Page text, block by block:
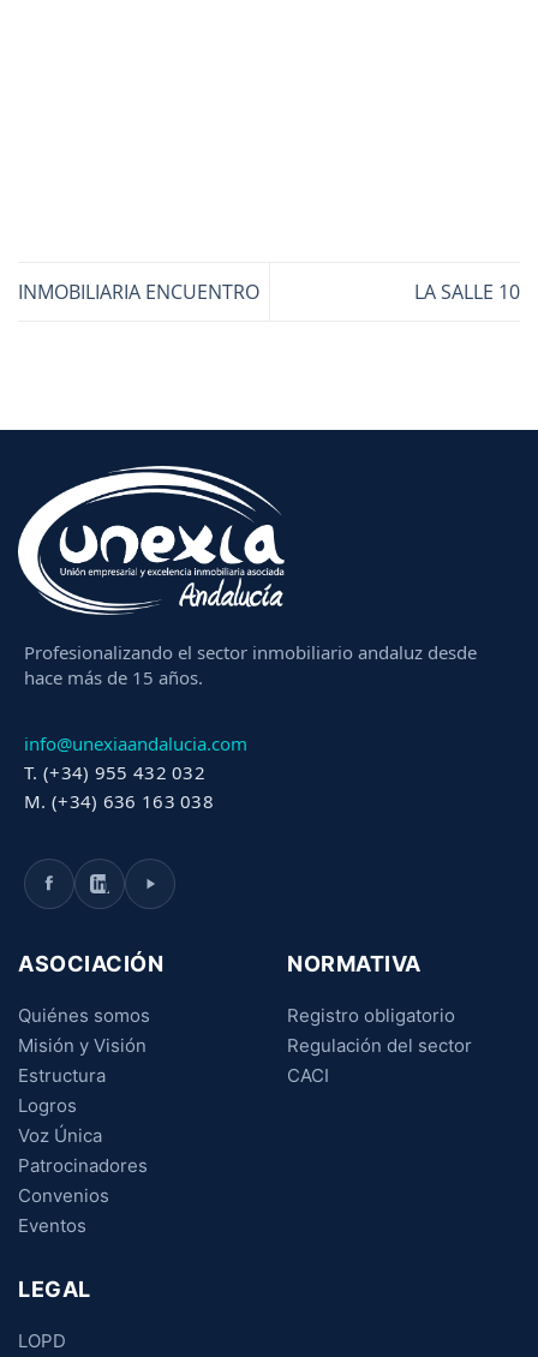
INMOBILIARIA ENCUENTRO LA SALLE 10
Profesionalizando el sector inmobiliario andaluz desde
hace más de 15 años.
info@unexiaandalucia.com
T. (+34) 955 432 032
M. (+34) 636 163 038
ASOCIACIÓN
Quiénes somos
Misión y Visión
Estructura
Logros
Voz Única
Patrocinadores
Convenios
Eventos
NORMATIVA
Registro obligatorio
Regulación del sector
CACI
LEGAL
LOPD